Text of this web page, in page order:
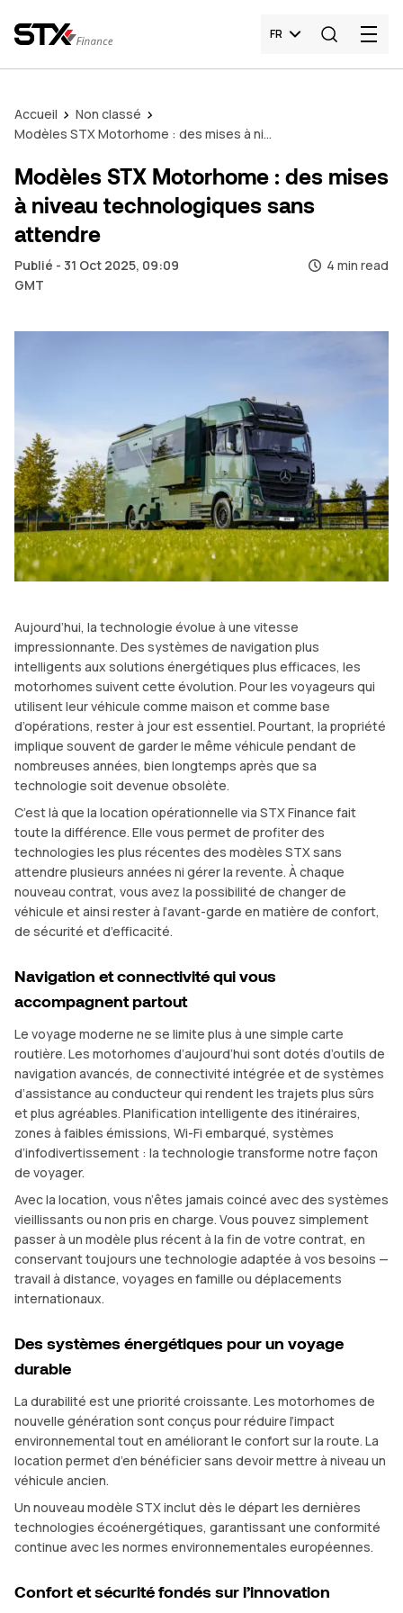
FR
Accueil
Non classé
Modèles STX Motorhome : des mises à niveau technologiques sans attendre
Modèles STX Motorhome : des mises
à niveau technologiques sans
attendre
Publié - 31 Oct 2025, 09:09
GMT
4 min read
Aujourd’hui, la technologie évolue à une vitesse
impressionnante. Des systèmes de navigation plus
intelligents aux solutions énergétiques plus efficaces, les
motorhomes suivent cette évolution. Pour les voyageurs qui
utilisent leur véhicule comme maison et comme base
d’opérations, rester à jour est essentiel. Pourtant, la propriété
implique souvent de garder le même véhicule pendant de
nombreuses années, bien longtemps après que sa
technologie soit devenue obsolète.
C’est là que la location opérationnelle via STX Finance fait
toute la différence. Elle vous permet de profiter des
technologies les plus récentes des modèles STX sans
attendre plusieurs années ni gérer la revente. À chaque
nouveau contrat, vous avez la possibilité de changer de
véhicule et ainsi rester à l’avant-garde en matière de confort,
de sécurité et d’efficacité.
Navigation et connectivité qui vous
accompagnent partout
Le voyage moderne ne se limite plus à une simple carte
routière. Les motorhomes d’aujourd’hui sont dotés d’outils de
navigation avancés, de connectivité intégrée et de systèmes
d’assistance au conducteur qui rendent les trajets plus sûrs
et plus agréables. Planification intelligente des itinéraires,
zones à faibles émissions, Wi-Fi embarqué, systèmes
d’infodivertissement : la technologie transforme notre façon
de voyager.
Avec la location, vous n’êtes jamais coincé avec des systèmes
vieillissants ou non pris en charge. Vous pouvez simplement
passer à un modèle plus récent à la fin de votre contrat, en
conservant toujours une technologie adaptée à vos besoins —
travail à distance, voyages en famille ou déplacements
internationaux.
Des systèmes énergétiques pour un voyage
durable
La durabilité est une priorité croissante. Les motorhomes de
nouvelle génération sont conçus pour réduire l’impact
environnemental tout en améliorant le confort sur la route. La
location permet d’en bénéficier sans devoir mettre à niveau un
véhicule ancien.
Un nouveau modèle STX inclut dès le départ les dernières
technologies écoénergétiques, garantissant une conformité
continue avec les normes environnementales européennes.
Confort et sécurité fondés sur l’innovation